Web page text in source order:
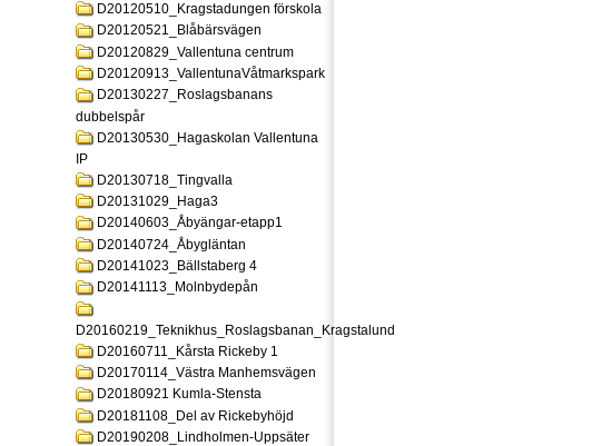
D20120510_Kragstadungen förskola
D20120521_Blåbärsvägen
D20120829_Vallentuna centrum
D20120913_VallentunaVåtmarkspark
D20130227_Roslagsbanans
dubbelspår
D20130530_Hagaskolan Vallentuna
IP
D20130718_Tingvalla
D20131029_Haga3
D20140603_Åbyängar-etapp1
D20140724_Åbygläntan
D20141023_Bällstaberg 4
D20141113_Molnbydepån
D20160219_Teknikhus_Roslagsbanan_Kragstalund
D20160711_Kårsta Rickeby 1
D20170114_Västra Manhemsvägen
D20180921 Kumla-Stensta
D20181108_Del av Rickebyhöjd
D20190208_Lindholmen-Uppsäter